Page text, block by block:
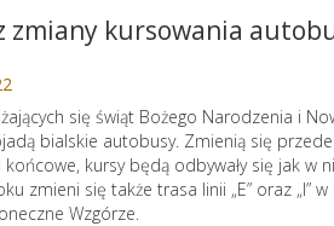
zmiany kursowania
się świąt Bożego Narodzenia i
bialskie autobusy. Zmienią się
kursy będą odbywały się jak w
zmieni się także trasa linii „E” oraz „I”
Wzgórze.